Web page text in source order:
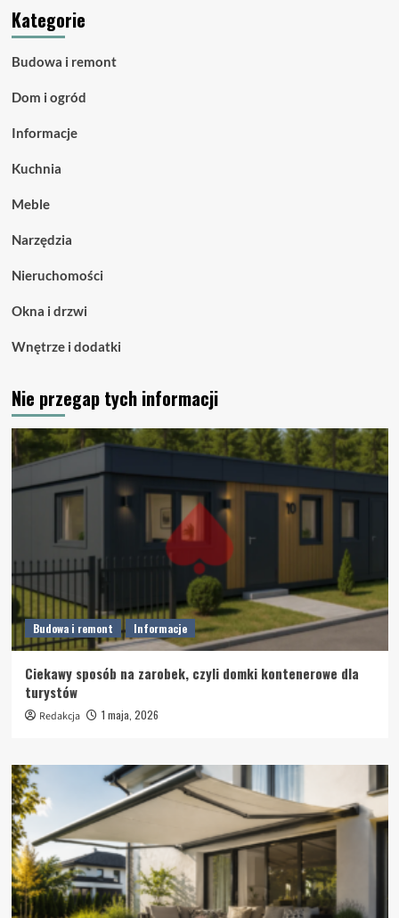
Kategorie
Budowa i remont
Dom i ogród
Informacje
Kuchnia
Meble
Narzędzia
Nieruchomości
Okna i drzwi
Wnętrze i dodatki
Nie przegap tych informacji
Budowa i remont Informacje
Ciekawy sposób na zarobek, czyli domki kontenerowe dla
turystów
Redakcja 1 maja, 2026